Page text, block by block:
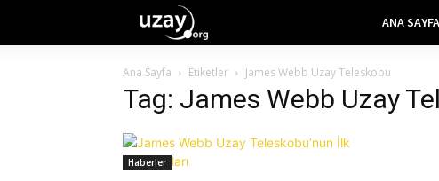
ANA SAYFA
Ana Sayfa Etiketler James Webb Uzay Teleskobu
Tag: James Webb Uzay
Haberler